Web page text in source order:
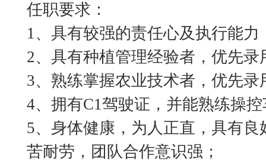
任职要求：
1、具有较强的责任心及执行能
2、具有种植管理经验者，优先录
3、熟练掌握农业技术者，优先录
4、拥有C1驾驶证，并能熟练操
5、身体健康，为人正直，具有
苦耐劳，团队合作意识强；